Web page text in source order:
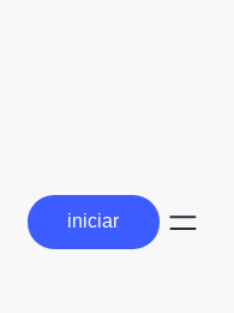
iniciar
iniciar